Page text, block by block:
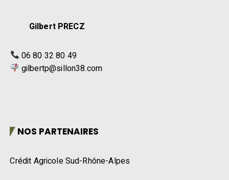
Gilbert PRECZ
06 80 32 80 49
gilbertp@sillon38.com
NOS PARTENAIRES
Crédit Agricole Sud-Rhône-Alpes